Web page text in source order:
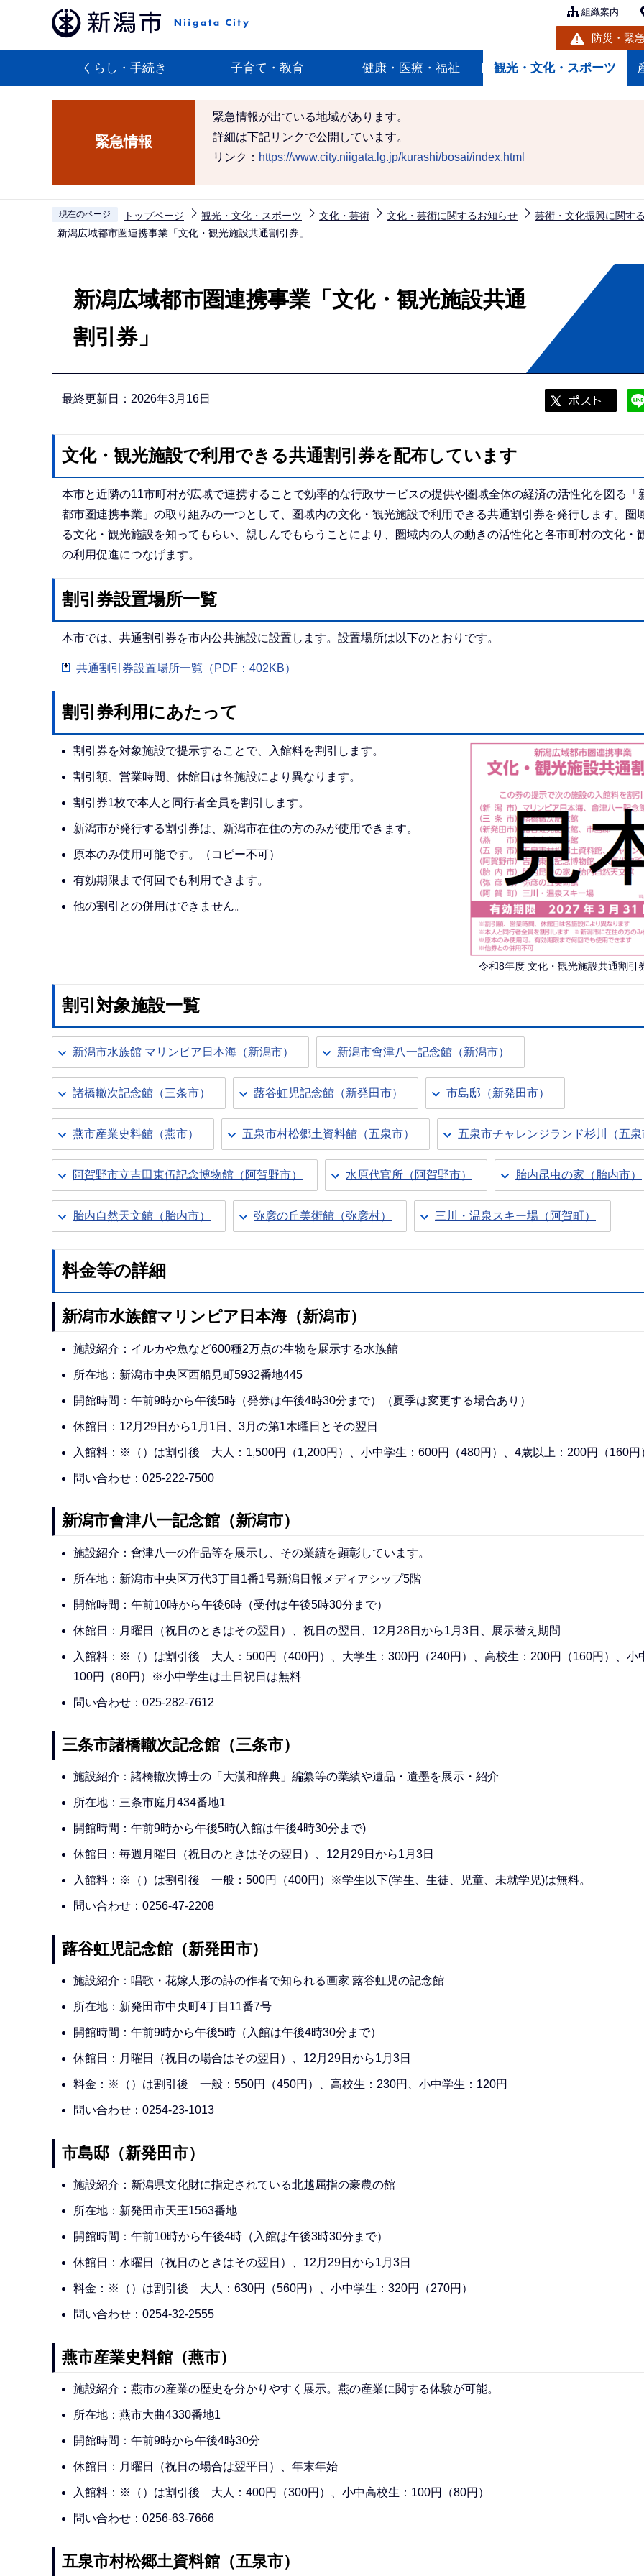
ペ
組織案内
防災・緊
くらし・手続き 子育て・教育 健康・医療・福祉 観光・文化・スポーツ
緊急情報
緊急情報が出ている地域があります。
詳細は下記リンクで公開しています。
リンク： https://www.city.niigata.lg.jp/kurashi/bosai/index.html
現在のページ トップページ 観光・文化・スポーツ 文化・芸術 文化・芸術に関するお知らせ
芸術・文化振興に関す
新潟広域都市圏連携事業「文化・観光施設共通割引券」
新潟広域都市圏連携事業「文化・観光施設共通
割引券」
最終更新日：2026年3月16日
文化・観光施設で利用できる共通割引券を配布しています
本市と近隣の11市町村が広域で連携することで効率的な行政サービスの提供や圏域全体の経済の活性化を図る「
都市圏連携事業」の取り組みの一つとして、圏域内の文化・観光施設で利用できる共通割引券を発行します。圏
る文化・観光施設を知ってもらい、親しんでもらうことにより、圏域内の人の動きの活性化と各市町村の文化・
の利用促進につなげます。
割引券設置場所一覧
本市では、共通割引券を市内公共施設に設置します。設置場所は以下のとおりです。
共通割引券設置場所一覧（PDF：402KB）
割引券利用にあたって
令和8年度 文化・観光施設共通割引
割引券を対象施設で提示することで、入館料を割引します。
割引額、営業時間、休館日は各施設により異なります。
割引券1枚で本人と同行者全員を割引します。
新潟市が発行する割引券は、新潟市在住の方のみが使用できます。
原本のみ使用可能です。（コピー不可）
有効期限まで何回でも利用できます。
他の割引との併用はできません。
割引対象施設一覧
新潟市水族館 マリンピア日本海（新潟市） 新潟市會津八一記念館（新潟市）
諸橋轍次記念館（三条市） 蕗谷虹児記念館（新発田市） 市島邸（新発田市）
燕市産業史料館（燕市） 五泉市村松郷土資料館（五泉市） 五泉市チャレンジランド杉川（五泉
阿賀野市立吉田東伍記念博物館（阿賀野市） 水原代官所（阿賀野市） 胎内昆虫の家（胎内市）
胎内自然天文館（胎内市） 弥彦の丘美術館（弥彦村） 三川・温泉スキー場（阿賀町）
料金等の詳細
新潟市水族館マリンピア日本海（新潟市）
施設紹介：イルカや魚など600種2万点の生物を展示する水族館
所在地：新潟市中央区西船見町5932番地445
開館時間：午前9時から午後5時（発券は午後4時30分まで）（夏季は変更する場合あり）
休館日：12月29日から1月1日、3月の第1木曜日とその翌日
入館料：※（）は割引後 大人：1,500円（1,200円）、小中学生：600円（480円）、4歳以上：200円（160円
問い合わせ：025-222-7500
新潟市會津八一記念館（新潟市）
施設紹介：會津八一の作品等を展示し、その業績を顕彰しています。
所在地：新潟市中央区万代3丁目1番1号新潟日報メディアシップ5階
開館時間：午前10時から午後6時（受付は午後5時30分まで）
休館日：月曜日（祝日のときはその翌日）、祝日の翌日、12月28日から1月3日、展示替え期間
入館料：※（）は割引後 大人：500円（400円）、大学生：300円（240円）、高校生：200円（160円）、小
100円（80円）※小中学生は土日祝日は無料
問い合わせ：025-282-7612
三条市諸橋轍次記念館（三条市）
施設紹介：諸橋轍次博士の「大漢和辞典」編纂等の業績や遺品・遺墨を展示・紹介
所在地：三条市庭月434番地1
開館時間：午前9時から午後5時(入館は午後4時30分まで)
休館日：毎週月曜日（祝日のときはその翌日）、12月29日から1月3日
入館料：※（）は割引後 一般：500円（400円）※学生以下(学生、生徒、児童、未就学児)は無料。
問い合わせ：0256-47-2208
蕗谷虹児記念館（新発田市）
施設紹介：唱歌・花嫁人形の詩の作者で知られる画家 蕗谷虹児の記念館
所在地：新発田市中央町4丁目11番7号
開館時間：午前9時から午後5時（入館は午後4時30分まで）
休館日：月曜日（祝日の場合はその翌日）、12月29日から1月3日
料金：※（）は割引後 一般：550円（450円）、高校生：230円、小中学生：120円
問い合わせ：0254-23-1013
市島邸（新発田市）
施設紹介：新潟県文化財に指定されている北越屈指の豪農の館
所在地：新発田市天王1563番地
開館時間：午前10時から午後4時（入館は午後3時30分まで）
休館日：水曜日（祝日のときはその翌日）、12月29日から1月3日
料金：※（）は割引後 大人：630円（560円）、小中学生：320円（270円）
問い合わせ：0254-32-2555
燕市産業史料館（燕市）
施設紹介：燕市の産業の歴史を分かりやすく展示。燕の産業に関する体験が可能。
所在地：燕市大曲4330番地1
開館時間：午前9時から午後4時30分
休館日：月曜日（祝日の場合は翌平日）、年末年始
入館料：※（）は割引後 大人：400円（300円）、小中高校生：100円（80円）
問い合わせ：0256-63-7666
五泉市村松郷土資料館（五泉市）